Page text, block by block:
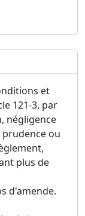
et
121-3, par
négligence
ou
plus de
d'amende.